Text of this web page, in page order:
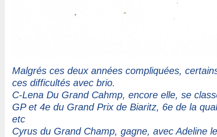
Malgrés ces deux années compliquées,
ces difficultés avec brio.
C-Lena Du Grand Cahmp, encore elle, se
GP et 4e du Grand Prix de Biaritz, 6e de la
etc
Cyrus du Grand Champ, gagne, avec Adeline